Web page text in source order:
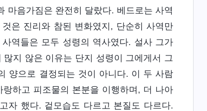
마음가짐은 완전히 달랐다. 베드로는 사역
은 진리와 참된 변화였지, 단순히 사역만
역들은 모두 성령의 역사였다. 설사 그가
지 않은 이유는 단지 성령이 그에게서 그
양으로 결정되는 것이 아니다. 이 두 사람
하고 피조물의 본분을 이행하며, 더 나아
자 했다. 겉모습도 다르고 본질도 다르다.